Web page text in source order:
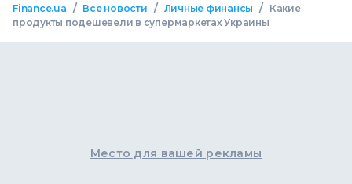
Finance.ua / Все новости / Личные финансы /
Какие
продукты подешевели в супермаркетах Украины
Место для вашей рекламы